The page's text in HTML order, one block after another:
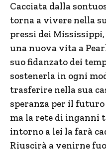
Cacciata dalla
torna a vivere nella
pressi dei
una nuova vita a
suo fidanzato dei
sostenerla in ogni
trasferire nella sua
speranza per il
ma la rete di inganni
intorno a lei la farà
Riuscirà a venirne